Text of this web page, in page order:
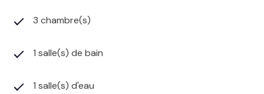
3 chambre(s)
1 salle(s) de bain
1 salle(s) d'eau